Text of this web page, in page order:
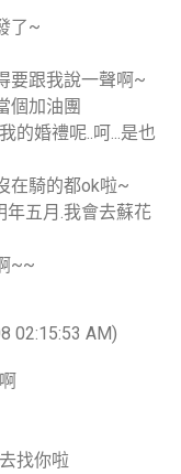
了~
要跟我說一聲啊~
個加油團
的婚禮呢..呵...是也
在騎的都ok啦~
年五月.我會去蘇花
~~
02:15:53 AM)
找你啦